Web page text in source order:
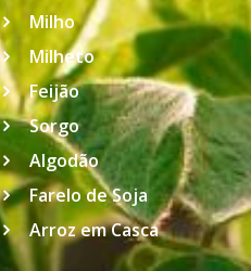
Milho
Milheto
Feijão
Sorgo
Algodão
Farelo de Soja
Arroz em Casca